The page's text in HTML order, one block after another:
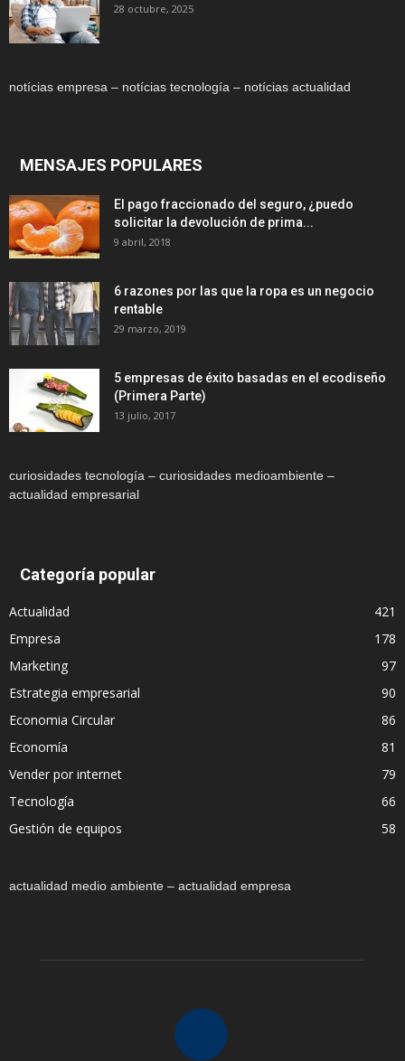
28 octubre, 2025
notícias empresa – notícias tecnología – notícias actualidad
MENSAJES POPULARES
El pago fraccionado del seguro, ¿puedo
solicitar la devolución de prima...
9 abril, 2018
6 razones por las que la ropa es un negocio
rentable
29 marzo, 2019
5 empresas de éxito basadas en el ecodiseño
(Primera Parte)
13 julio, 2017
curiosidades tecnología – curiosidades medioambiente –
actualidad empresarial
Categoría popular
Actualidad
421
Empresa
178
Marketing
97
Estrategia empresarial
90
Economia Circular
86
Economía
81
Vender por internet
79
Tecnología
66
Gestión de equipos
58
actualidad medio ambiente – actualidad empresa